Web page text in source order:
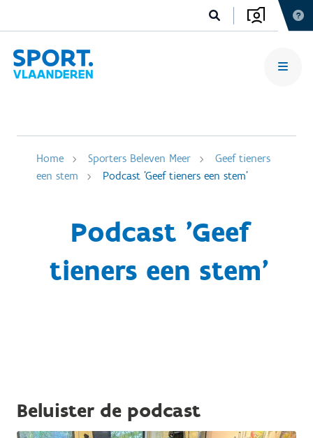
Home Sporters Beleven Meer
Geef tieners
een stem
Podcast 'Geef tieners een stem'
Podcast 'Geef
tieners een stem'
Beluister de podcast